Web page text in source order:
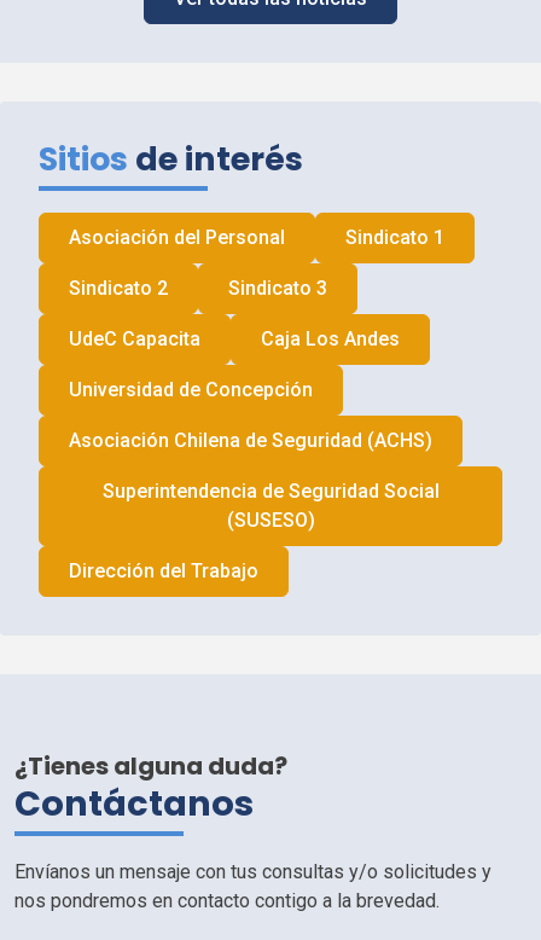
Sitios de interés
Asociación del Personal Sindicato 1
Sindicato 2 Sindicato 3
UdeC Capacita Caja Los Andes
Universidad de Concepción
Asociación Chilena de Seguridad (ACHS)
Superintendencia de Seguridad Social
(SUSESO)
Dirección del Trabajo
¿Tienes alguna duda?
Contáctanos
Envíanos un mensaje con tus consultas y/o solicitudes y
nos pondremos en contacto contigo a la brevedad.